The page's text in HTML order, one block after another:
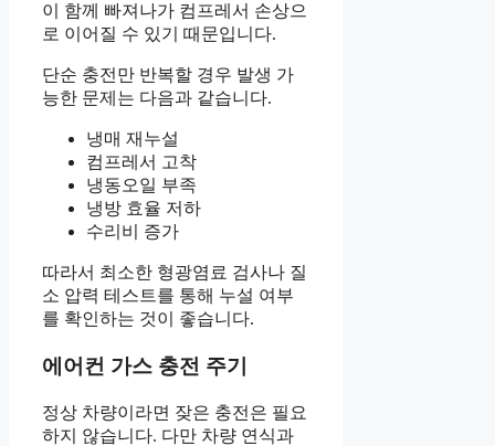
이 함께 빠져나가 컴프레서 손상으
로 이어질 수 있기 때문입니다.
단순 충전만 반복할 경우 발생 가
능한 문제는 다음과 같습니다.
냉매 재누설
컴프레서 고착
냉동오일 부족
냉방 효율 저하
수리비 증가
따라서 최소한 형광염료 검사나 질
소 압력 테스트를 통해 누설 여부
를 확인하는 것이 좋습니다.
에어컨 가스 충전 주기
정상 차량이라면 잦은 충전은 필요
하지 않습니다. 다만 차량 연식과